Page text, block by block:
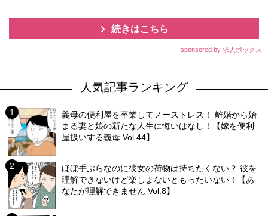
続きはこちら
sponsored by 求人ボックス
人気記事ランキング
義母の便利屋を卒業してノーストレス！ 離婚から始
まる妻と娘の新たな人生に悔いはなし！【嫁を便利
屋扱いする義母 Vol.44】
ほぼ手ぶらなのに彼女の荷物は持ちたくない？ 彼を
理解できないけど楽しまないともったいない！【あ
なたが理解できません Vol.8】